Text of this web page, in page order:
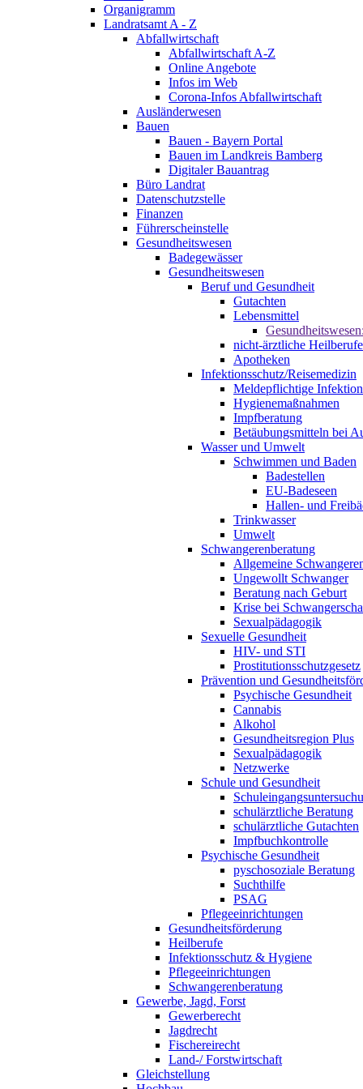
Organigramm
Landratsamt A - Z
Abfallwirtschaft
Abfallwirtschaft A-Z
Online Angebote
Infos im Web
Corona-Infos Abfallwirtschaft
Ausländerwesen
Bauen
Bauen - Bayern Portal
Bauen im Landkreis Bamberg
Digitaler Bauantrag
Büro Landrat
Datenschutzstelle
Finanzen
Führerscheinstelle
Gesundheitswesen
Badegewässer
Gesundheitswesen
Beruf und Gesundheit
Gutachten
Lebensmittel
nicht-ärztliche Heilberufe
Apotheken
Infektionsschutz/Reisemedizin
Meldepflichtige
Hygienemaßnahmen
Impfberatung
Betäubungsmitteln bei
Wasser und Umwelt
Schwimmen und Baden
Badestellen
EU-Badeseen
Hallen- und
Trinkwasser
Umwelt
Schwangerenberatung
Allgemeine
Ungewollt Schwanger
Beratung nach Geburt
Krise bei
Sexualpädagogik
Sexuelle Gesundheit
HIV- und STI
Prostitutionsschutzgesetz
Prävention und
Psychische Gesundheit
Cannabis
Alkohol
Gesundheitsregion Plus
Sexualpädagogik
Netzwerke
Schule und Gesundheit
schulärztliche Beratung
schulärztliche Gutachten
Impfbuchkontrolle
Psychische Gesundheit
pyschosoziale Beratung
Suchthilfe
PSAG
Pflegeeinrichtungen
Gesundheitsförderung
Heilberufe
Infektionsschutz & Hygiene
Pflegeeinrichtungen
Schwangerenberatung
Gewerbe, Jagd, Forst
Gewerberecht
Jagdrecht
Fischereirecht
Land-/ Forstwirtschaft
Gleichstellung